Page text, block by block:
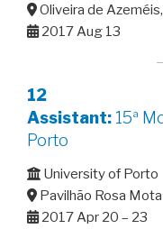
Oliveira de
2017 Aug 13
12
Assistant: 15ª
Porto
University of Porto
Pavilhão Rosa
2017 Apr 20 – 23